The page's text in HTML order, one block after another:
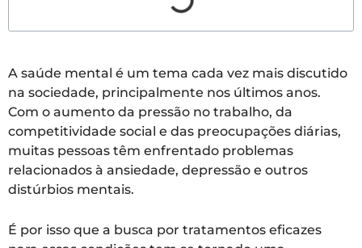
A saúde mental é um tema cada vez mais discutido
na sociedade, principalmente nos últimos anos.
Com o aumento da pressão no trabalho, da
competitividade social e das preocupações diárias,
muitas pessoas têm enfrentado problemas
relacionados à ansiedade, depressão e outros
distúrbios mentais.
É por isso que a busca por tratamentos eficazes